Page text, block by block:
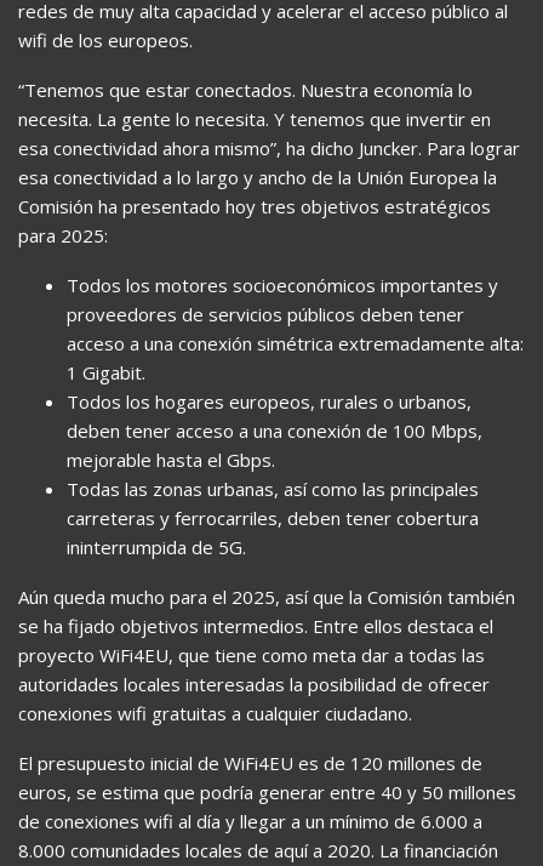
redes de muy alta capacidad y acelerar el acceso público al
wifi de los europeos.
“Tenemos que estar conectados. Nuestra economía lo
necesita. La gente lo necesita. Y tenemos que invertir en
esa conectividad ahora mismo”, ha dicho Juncker. Para lograr
esa conectividad a lo largo y ancho de la Unión Europea la
Comisión ha presentado hoy tres objetivos estratégicos
para 2025:
Todos los motores socioeconómicos importantes y
proveedores de servicios públicos deben tener
acceso a una conexión simétrica extremadamente alta:
1 Gigabit.
Todos los hogares europeos, rurales o urbanos,
deben tener acceso a una conexión de 100 Mbps,
mejorable hasta el Gbps.
Todas las zonas urbanas, así como las principales
carreteras y ferrocarriles, deben tener cobertura
ininterrumpida de 5G.
Aún queda mucho para el 2025, así que la Comisión también
se ha fijado objetivos intermedios. Entre ellos destaca el
proyecto WiFi4EU, que tiene como meta dar a todas las
autoridades locales interesadas la posibilidad de ofrecer
conexiones wifi gratuitas a cualquier ciudadano.
El presupuesto inicial de WiFi4EU es de 120 millones de
euros, se estima que podría generar entre 40 y 50 millones
de conexiones wifi al día y llegar a un mínimo de 6.000 a
8.000 comunidades locales de aquí a 2020. La financiación